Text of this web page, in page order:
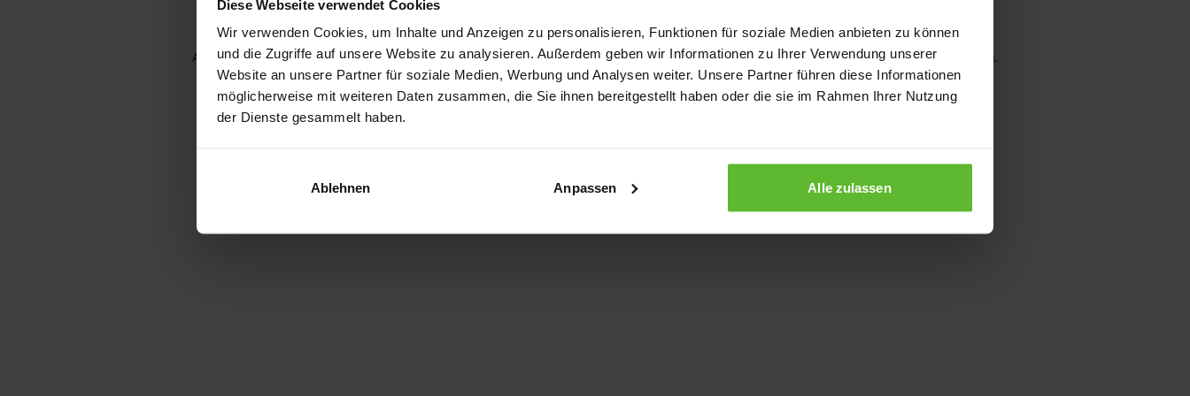
Diese Webseite verwendet Cookies
Wir verwenden Cookies, um Inhalte und Anzeigen zu personalisieren, Funktionen für soziale Medien anbieten zu können
und die Zugriffe auf unsere Website zu analysieren. Außerdem geben wir Informationen zu Ihrer Verwendung unserer
Website an unsere Partner für soziale Medien, Werbung und Analysen weiter. Unsere Partner führen diese Informationen
möglicherweise mit weiteren Daten zusammen, die Sie ihnen bereitgestellt haben oder die sie im Rahmen Ihrer Nutzung
der Dienste gesammelt haben.
Ablehnen Anpassen Alle zulassen
Application error: a client-side exception has occurred while loading www.kurzwego.de (see the browser console for more information).